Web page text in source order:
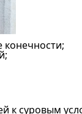
конечности;
к суровым